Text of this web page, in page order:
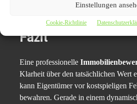
Einstellungen
Cookie-Richtlinie
Vermögenswerte zu schaffen.
Fazit
Eine professionelle
Klarheit über den tatsächlichen Wert
kann Eigentümer vor kostspieligen
bewahren. Gerade in einem